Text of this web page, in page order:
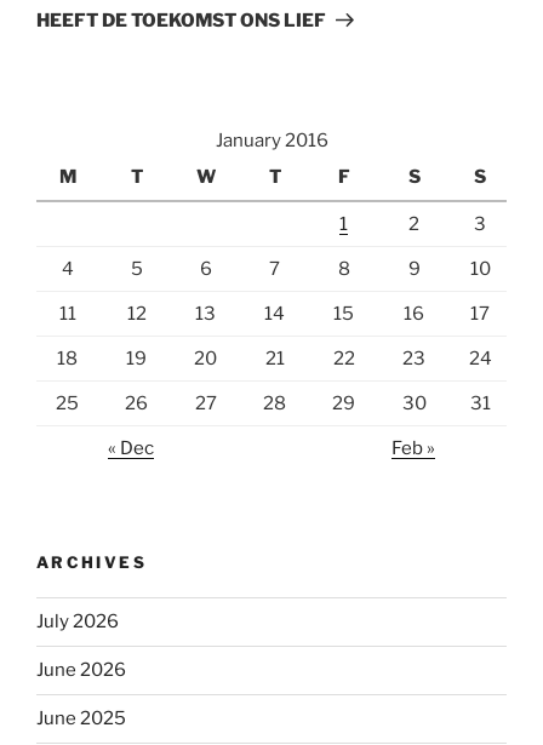
Post
HEEFT DE TOEKOMST ONS LIEF
January 2016
M
T W T F S S
1 2 3
4 5 6 7 8 9 10
11 12 13 14 15 16 17
18 19 20 21 22 23 24
25 26 27 28 29 30 31
« Dec Feb »
ARCHIVES
July 2026
June 2026
June 2025